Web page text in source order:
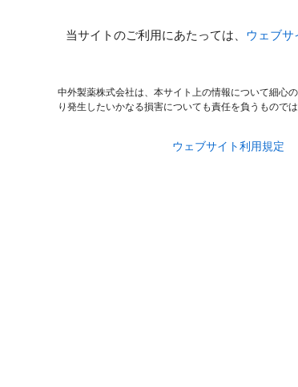
当サイトのご利用にあたっては、 ウェブサ
中外製薬株式会社は、本サイト上の情報について細心
り発生したいかなる損害についても責任を負うもので
ウェブサイト利用規定